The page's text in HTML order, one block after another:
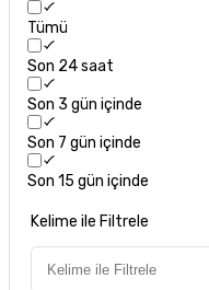
Tümü
Son 24 saat
Son 3 gün içinde
Son 7 gün içinde
Son 15 gün içinde
Kelime ile Filtrele